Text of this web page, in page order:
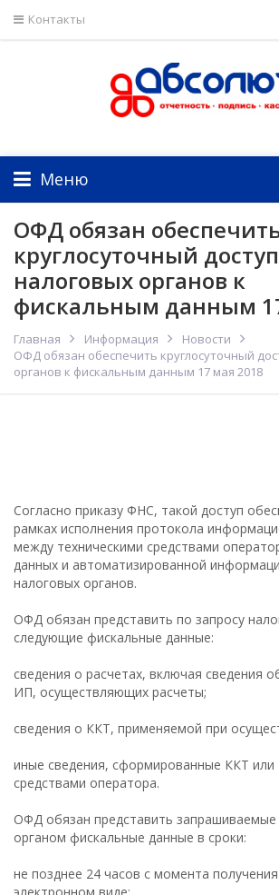
Контакты
Меню
ОФД обязан
круглосуточный доступ
налоговых органов к
фискальным данным
Главная Информация
Новости
ОФД обязан обеспечить круглосуточный
органов к фискальным данным 17 мая 2018
Согласно приказу ФНС, такой доступ
рамках исполнения протокола
между техническими средствами
данных и автоматизированной
налоговых органов.
ОФД обязан представить по запросу
следующие фискальные данные:
сведения о расчетах, включая сведения
ИП, осуществляющих расчеты;
сведения о ККТ, применяемой при
иные сведения, сформированные ККТ или
средствами оператора.
ОФД обязан представить
органом фискальные данные в сроки:
не позднее 24 часов с момента
электронном виде;